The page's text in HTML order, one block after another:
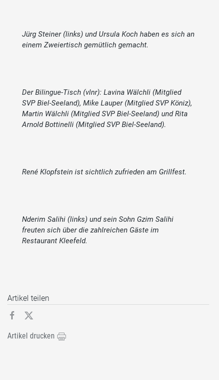
Jürg Steiner (links) und Ursula Koch haben es sich an
einem Zweiertisch gemütlich gemacht.
Der Bilingue-Tisch (vlnr): Lavina Wälchli (Mitglied
SVP Biel-Seeland), Mike Lauper (Mitglied SVP Köniz),
Martin Wälchli (Mitglied SVP Biel-Seeland) und Rita
Arnold Bottinelli (Mitglied SVP Biel-Seeland).
René Klopfstein ist sichtlich zufrieden am Grillfest.
Nderim Salihi (links) und sein Sohn Gzim Salihi
freuten sich über die zahlreichen Gäste im
Restaurant Kleefeld.
Artikel teilen
Artikel drucken